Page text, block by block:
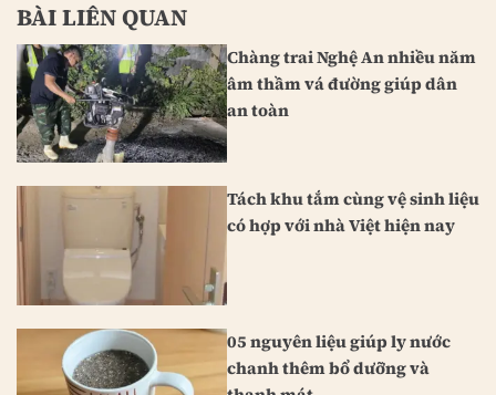
BÀI LIÊN QUAN
Chàng trai Nghệ An nhiều năm
âm thầm vá đường giúp dân
an toàn
Tách khu tắm cùng vệ sinh liệu
có hợp với nhà Việt hiện nay
05 nguyên liệu giúp ly nước
chanh thêm bổ dưỡng và